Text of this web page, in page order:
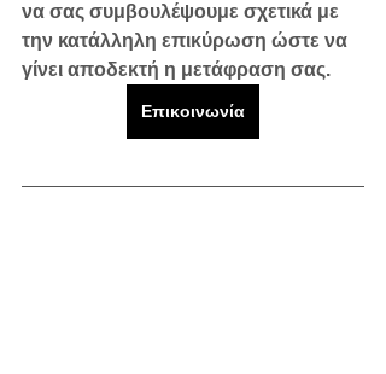
να σας συμβουλέψουμε σχετικά με
την κατάλληλη επικύρωση ώστε να
γίνει αποδεκτή η μετάφραση σας.
Επικοινωνία